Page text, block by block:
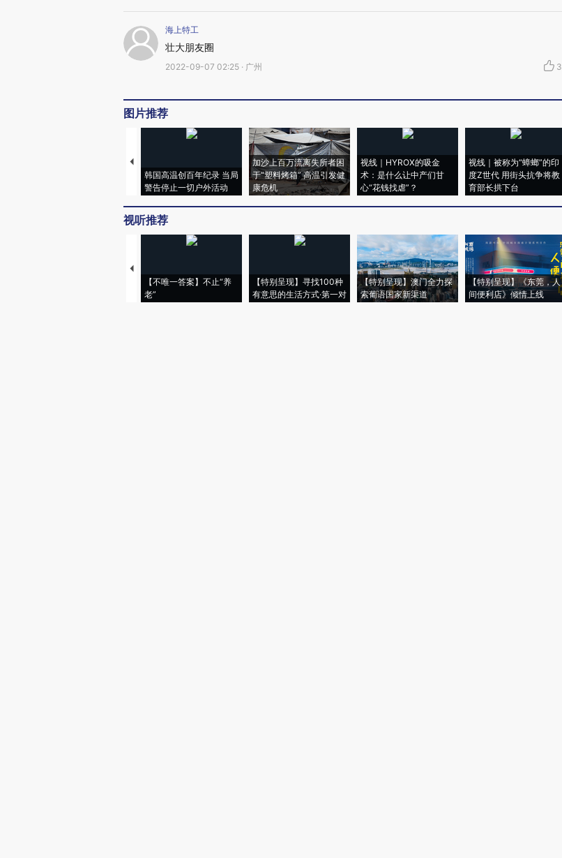
海上特工
壮大朋友圈
2022-09-07 02:25 · 广州 3
图片推荐
韩国高温创百年纪录 当局
警告停止一切户外活动
加沙上百万流离失所者困
于“塑料烤箱” 高温引发健
康危机
视线｜HYROX的吸金
术：是什么让中产们甘
心“花钱找虐”？
视线｜被称为“蟑螂”的印
度Z世代 用街头抗争将教
育部长拱下台
视听推荐
【不唯一答案】不止“养
老”
【特别呈现】寻找100种
有意思的生活方式·第一对
【特别呈现】澳门全力探
索葡语国家新渠道
【特别呈现】《东莞，人
间便利店》倾情上线